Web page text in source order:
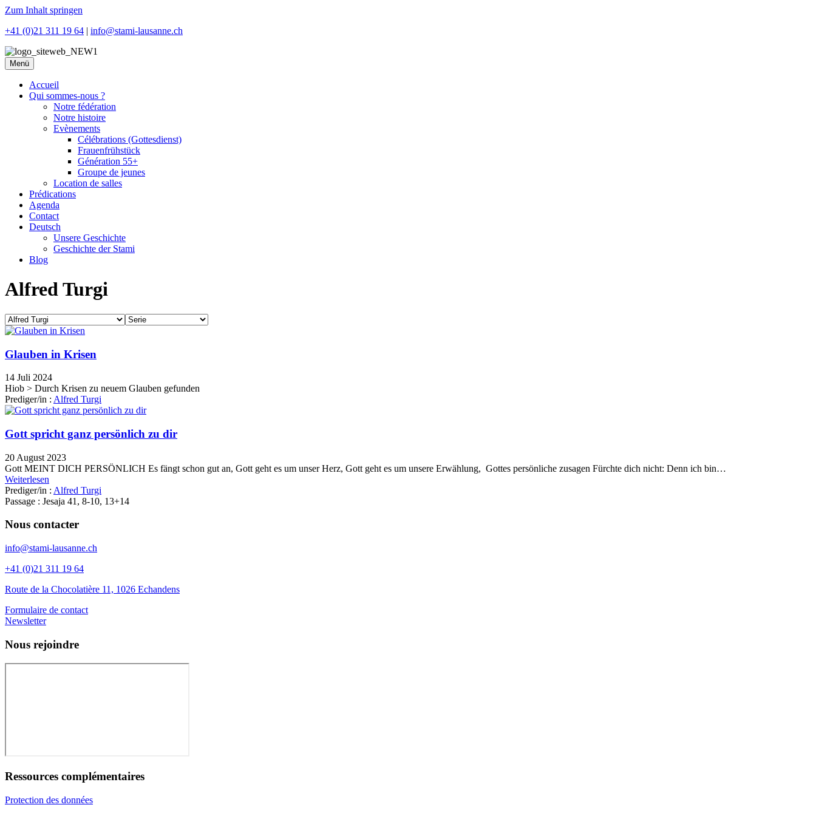
Zum Inhalt springen
+41 (0)21 311 19 64 | info@stami-lausanne.ch
Menü
Accueil
Qui sommes-nous ?
Notre fédération
Notre histoire
Evènements
Célébrations (Gottesdienst)
Frauenfrühstück
Génération 55+
Groupe de jeunes
Location de salles
Prédications
Agenda
Contact
Deutsch
Unsere Geschichte
Geschichte der Stami
Blog
Alfred Turgi
Glauben in Krisen
14 Juli 2024
Hiob > Durch Krisen zu neuem Glauben gefunden
Prediger/in : Alfred Turgi
Gott spricht ganz persönlich zu dir
20 August 2023
Gott MEINT DICH PERSÖNLICH Es fängt schon gut an, Gott geht es um unser Herz, Gott geht es um unsere Erwählung, Gottes persönliche zusagen Fürchte dich nicht: Denn ich bin…
Weiterlesen
Prediger/in : Alfred Turgi
Passage : Jesaja 41, 8-10, 13+14
Nous contacter
info@stami-lausanne.ch
+41 (0)21 311 19 64
Route de la Chocolatière 11, 1026 Echandens
Formulaire de contact
Newsletter
Nous rejoindre
Ressources complémentaires
Protection des données